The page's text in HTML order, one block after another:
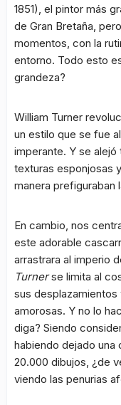
1851), el pintor más
de Gran Bretaña,
momentos, con la
entorno. Todo esto
grandeza?
William Turner
un estilo que se fue
imperante. Y se
texturas esponjosas
manera prefiguraban
En cambio, nos
este adorable
arrastrara al imperio
Turnerse limita al
sus
amorosas. Y no lo
diga? Siendo
habiendo dejado
20.000 dibujos, ¿de
viendo las penurias